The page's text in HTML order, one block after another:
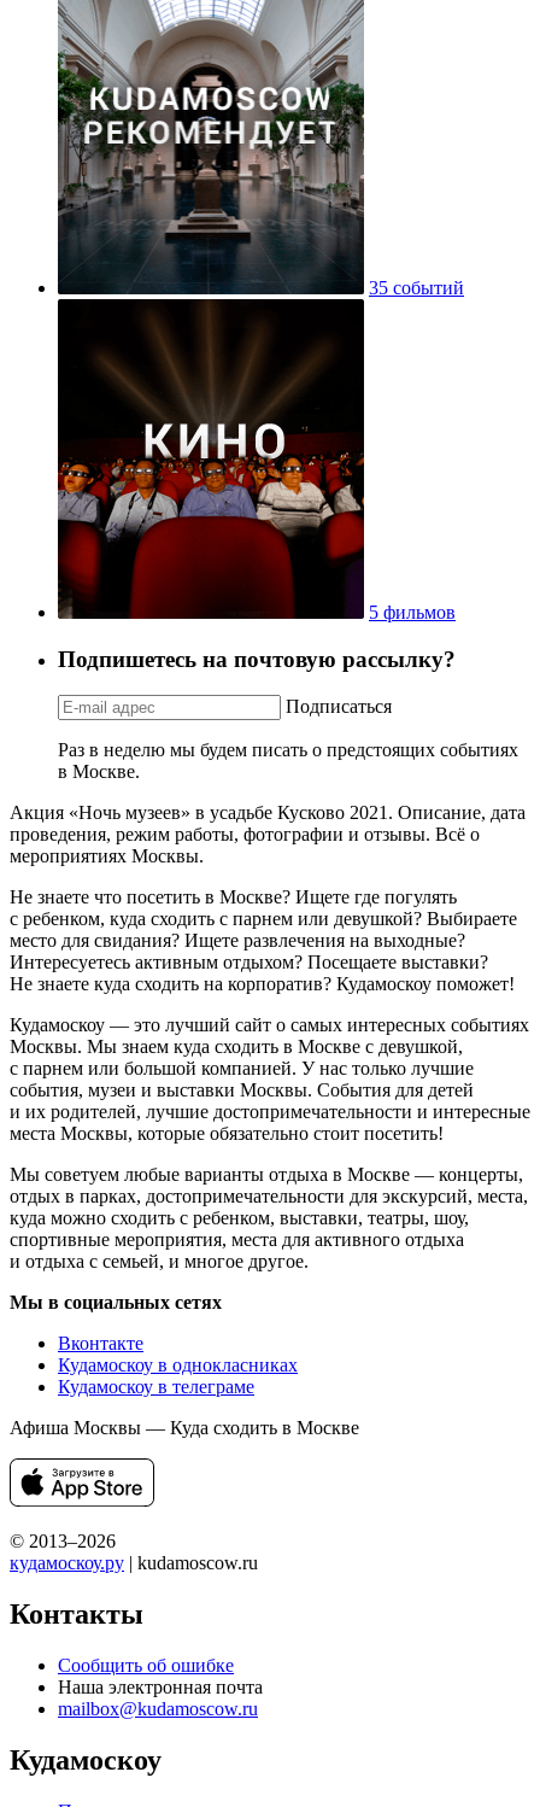
35 событий
5 фильмов
Подпишетесь на почтовую рассылку?
Подписаться
Раз в неделю мы будем писать о предстоящих событиях
в Москве.
Акция «Ночь музеев» в усадьбе Кусково 2021. Описание, дата
проведения, режим работы, фотографии и отзывы. Всё о
мероприятиях Москвы.
Не знаете что посетить в Москве? Ищете где погулять
с ребенком, куда сходить с парнем или девушкой? Выбираете
место для свидания? Ищете развлечения на выходные?
Интересуетесь активным отдыхом? Посещаете выставки?
Не знаете куда сходить на корпоратив? Кудамоскоу поможет!
Кудамоскоу — это лучший сайт о самых интересных событиях
Москвы. Мы знаем куда сходить в Москве с девушкой,
с парнем или большой компанией. У нас только лучшие
события, музеи и выставки Москвы. События для детей
и их родителей, лучшие достопримечательности и интересные
места Москвы, которые обязательно стоит посетить!
Мы советуем любые варианты отдыха в Москве — концерты,
отдых в парках, достопримечательности для экскурсий, места,
куда можно сходить с ребенком, выставки, театры, шоу,
спортивные мероприятия, места для активного отдыха
и отдыха с семьей, и многое другое.
Мы в социальных сетях
Вконтакте
Кудамоскоу в однокласниках
Кудамоскоу в телеграме
Афиша Москвы — Куда сходить в Москве
© 2013–2026
кудамоскоу.ру | kudamoscow.ru
Контакты
Сообщить об ошибке
Наша электронная почта
mailbox@kudamoscow.ru
Кудамоскоу